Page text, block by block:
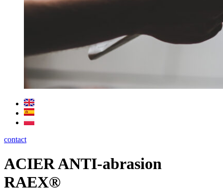
contact
ACIER ANTI-abrasion
RAEX®